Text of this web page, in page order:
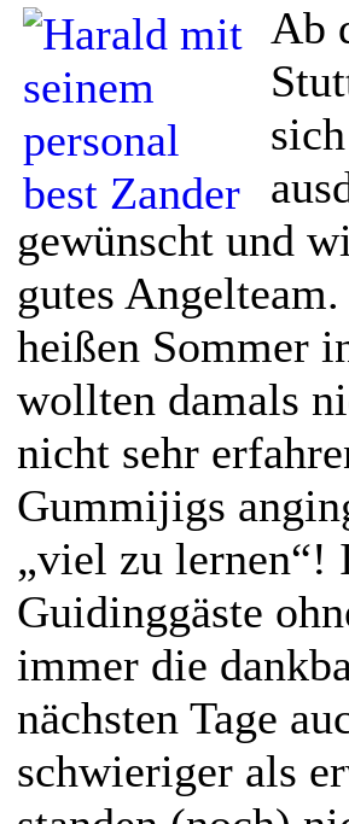
Ab
gewünscht und
gutes
heißen Sommer
wollten damals
nicht sehr
Gummijigs
„viel zu lernen“!
Guidinggäste
immer die
nächsten Tage
schwieriger als